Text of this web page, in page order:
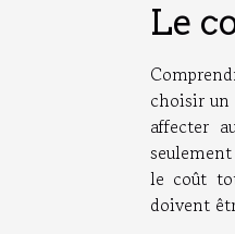
Le
choisir un
affecter
le coût
doivent